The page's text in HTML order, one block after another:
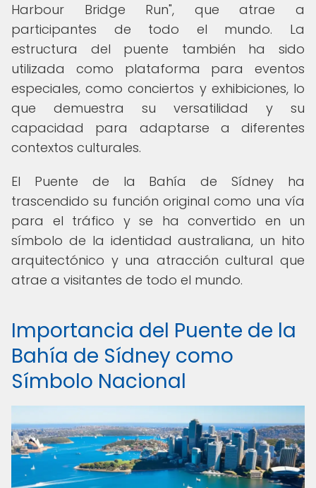
Harbour Bridge Run", que atrae a
participantes de todo el mundo. La
estructura del puente también ha sido
utilizada como plataforma para eventos
especiales, como conciertos y exhibiciones, lo
que demuestra su versatilidad y su
capacidad para adaptarse a diferentes
contextos culturales.
El Puente de la Bahía de Sídney ha
trascendido su función original como una vía
para el tráfico y se ha convertido en un
símbolo de la identidad australiana, un hito
arquitectónico y una atracción cultural que
atrae a visitantes de todo el mundo.
Importancia del Puente de la
Bahía de Sídney como
Símbolo Nacional